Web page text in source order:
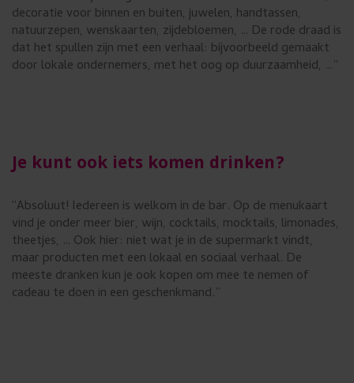
decoratie voor binnen en buiten, juwelen, handtassen,
natuurzepen, wenskaarten, zijdebloemen, … De rode draad is
dat het spullen zijn met een verhaal: bijvoorbeeld gemaakt
door lokale ondernemers, met het oog op duurzaamheid, …”
Je kunt ook iets komen drinken?
“Absoluut! Iedereen is welkom in de bar. Op de menukaart
vind je onder meer bier, wijn, cocktails, mocktails, limonades,
theetjes, … Ook hier: niet wat je in de supermarkt vindt,
maar producten met een lokaal en sociaal verhaal. De
meeste dranken kun je ook kopen om mee te nemen of
cadeau te doen in een geschenkmand.”